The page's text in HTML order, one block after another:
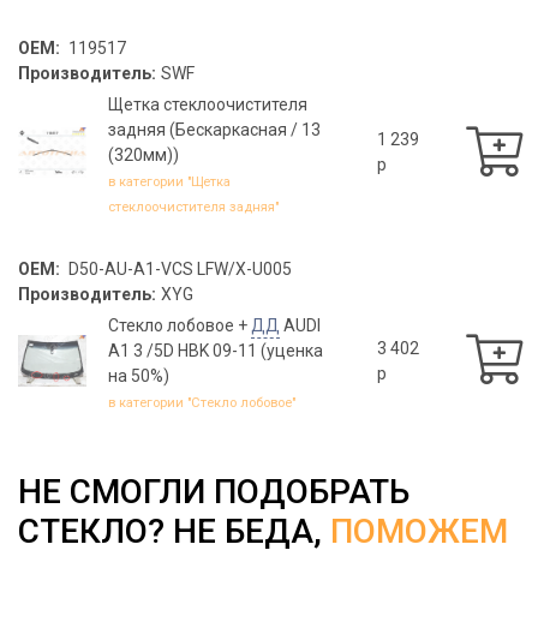
OEM: 119517
Производитель: SWF
Щетка стеклоочистителя
задняя (Бескаркасная / 13
(320мм))
в категории "Щетка
стеклоочистителя задняя"
1 239
p
OEM:
D50-AU-A1-VCS LFW/X-U005
Производитель: XYG
Стекло лобовое + ДД AUDI
A1 3 /5D HBK 09-11 (уценка
на 50%)
в категории "Стекло лобовое"
3 402
p
НЕ СМОГЛИ ПОДОБРАТЬ
СТЕКЛО? НЕ БЕДА, ПОМОЖЕМ